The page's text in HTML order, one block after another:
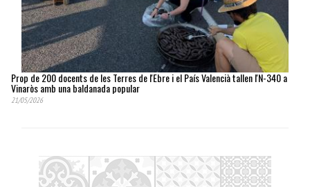
Prop de 200 docents de les Terres de l'Ebre i el País Valencià tallen l'N-340 a
Vinaròs amb una baldanada popular
21/05/2026